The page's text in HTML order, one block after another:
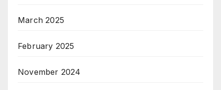
March 2025
February 2025
November 2024